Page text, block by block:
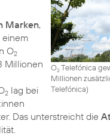
O2Telefónica
Millionen
Telefónica)
Marken,
O2
Millionen
2 lag bei
Das unterstreicht die